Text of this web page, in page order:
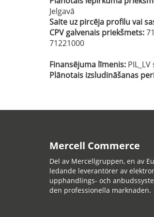
Jelgavā
Saite uz pircēja profilu vai
CPV galvenais priekšmets:
71221000
Finansējuma līmenis:
Plānotais izsludināšanas
Mercell Commerce
Del av Mercellgruppen, en av
ledande leverantörer av
upphandlings- och
den professionella marknaden.